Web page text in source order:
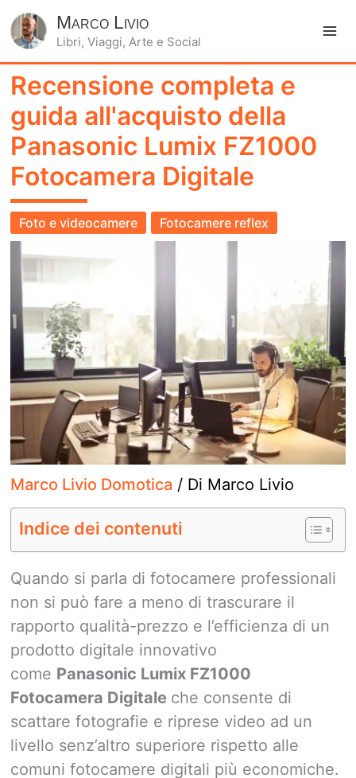
Marco Livio
Libri, Viaggi, Arte e Social
Recensione completa e
guida all'acquisto della
Panasonic Lumix FZ1000
Fotocamera Digitale
Foto e videocamere Fotocamere reflex
Marco Livio Domotica / Di Marco Livio
Indice dei contenuti
Quando si parla di fotocamere professionali
non si può fare a meno di trascurare il
rapporto qualità-prezzo e l’efficienza di un
prodotto digitale innovativo
come Panasonic Lumix FZ1000
Fotocamera Digitale che consente di
scattare fotografie e riprese video ad un
livello senz’altro superiore rispetto alle
comuni fotocamere digitali più economiche.